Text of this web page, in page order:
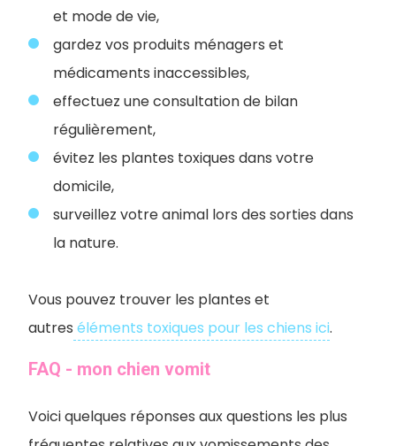
et mode de vie,
gardez vos produits ménagers et
médicaments inaccessibles,
effectuez une consultation de bilan
régulièrement,
évitez les plantes toxiques dans votre
domicile,
surveillez votre animal lors des sorties dans
la nature.
Vous pouvez trouver les plantes et
autres éléments toxiques pour les chiens ici.
FAQ - mon chien vomit
Voici quelques réponses aux questions les plus